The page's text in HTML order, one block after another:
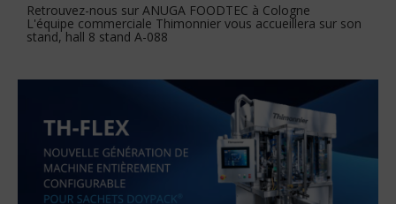
Retrouvez-nous sur ANUGA FOODTEC à Cologne
L'équipe commerciale Thimonnier vous accueillera sur son
stand, hall 8 stand A-088